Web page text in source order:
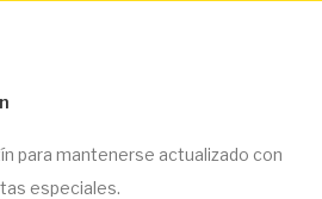
para mantenerse actualizado con
especiales.